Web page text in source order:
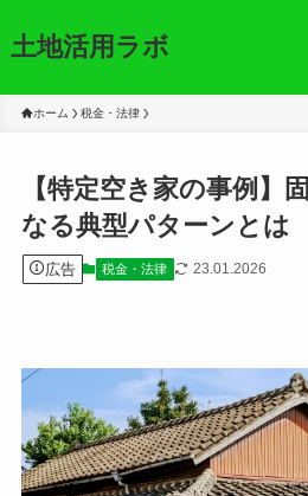
土地活用ラボ
ホーム 税金・法律
【特定空き家の事例】
なる典型パターンとは
広告 税金・法律 23.01.2026